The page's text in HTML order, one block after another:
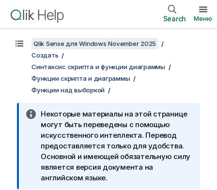
Search Меню
Qlik Sense для Windows November 2025
Создать
Синтаксис скрипта и функции диаграммы
Функции скрипта и диаграммы
Функции над выборкой
Некоторые материалы на этой странице
могут быть переведены с помощью
искусственного интеллекта. Перевод
предоставляется только для удобства.
Основной и имеющей обязательную силу
является версия документа на
английском языке.